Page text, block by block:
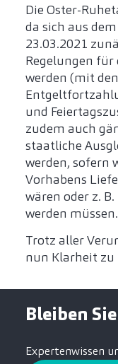
Die Oster-
da sich aus
23.03.2021
Regelungen für
werden (mit
und
zudem auch
staatliche
werden, sofern
Vorhabens
wären oder z.
werden müssen.
Trotz aller
nun Klarheit zu
Bleiben
Expertenwissen